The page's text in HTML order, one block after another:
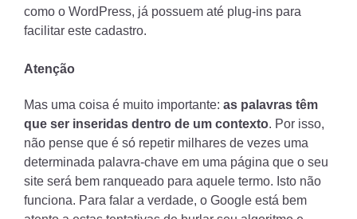
como o WordPress, já possuem até plug-ins para
facilitar este cadastro.
Atenção
Mas uma coisa é muito importante: as palavras têm
que ser inseridas dentro de um contexto. Por isso,
não pense que é só repetir milhares de vezes uma
determinada palavra-chave em uma página que o seu
site será bem ranqueado para aquele termo. Isto não
funciona. Para falar a verdade, o Google está bem